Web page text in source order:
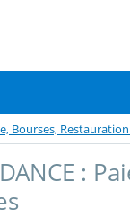
Bourses,
: